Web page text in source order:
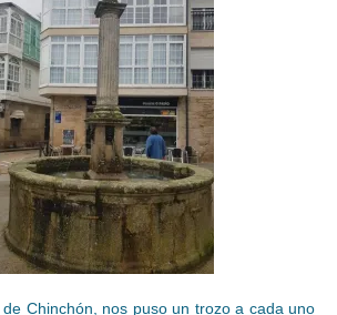
Chinchón, nos puso un trozo a cada uno